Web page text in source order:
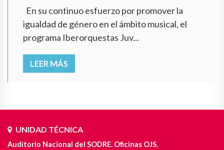
En su continuo esfuerzo por promover la
igualdad de género en el ámbito musical, el
programa Iberorquestas Juv...
LEER MÁS
UNIDAD TÉCNICA
Auditorio Nacional del SODRE. Oficinas OJS.